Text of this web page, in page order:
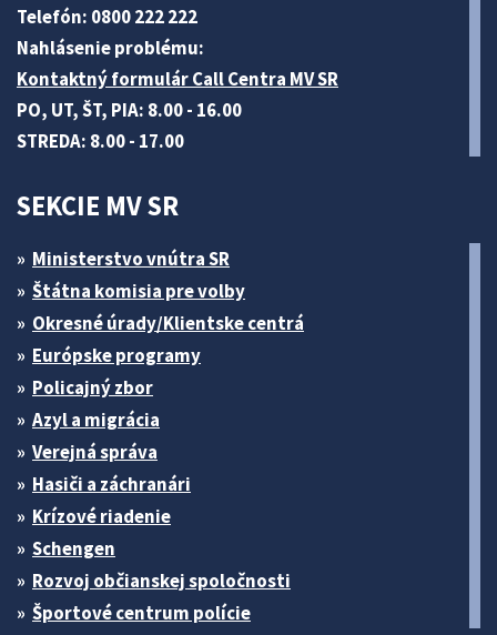
Telefón: 0800 222 222
Nahlásenie problému:
Kontaktný formulár Call Centra MV SR
PO, UT, ŠT, PIA: 8.00 - 16.00
STREDA: 8.00 - 17.00
SEKCIE MV SR
Ministerstvo vnútra SR
Štátna komisia pre volby
Okresné úrady/Klientske centrá
Európske programy
Policajný zbor
Azyl a migrácia
Verejná správa
Hasiči a záchranári
Krízové riadenie
Schengen
Rozvoj občianskej spoločnosti
Športové centrum polície